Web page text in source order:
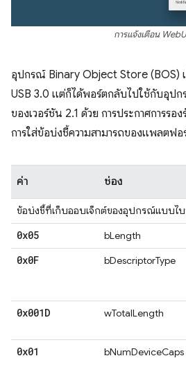
การแจ้งเตือน
อุปกรณ์ Binary Object Store (BOS)
USB 3.0 แต่ก็ได้พอร์ตกลับไปใช้กับอุป
ของเวอร์ชัน 2.1 ด้วย การประกาศการรอ
การใส่ข้อบ่งชี้ความสามารถของแพลตฟ
ค่า ช่อง
ข้อบ่งชี้ที่เก็บออบเจ็กต์ของอุปกรณ์แบบไบ
0x05 bLength
0x0F bDescriptorType
0x001D wTotalLength
0x01 bNumDeviceCaps